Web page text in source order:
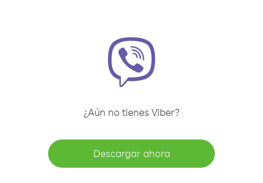
¿Aún no tienes Viber?
Descargar ahora